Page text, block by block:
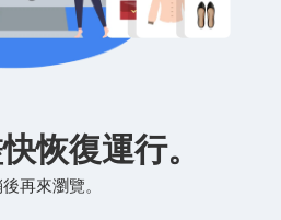
恢復運行。
再來瀏覽。